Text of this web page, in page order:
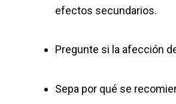
efectos secundarios.
Pregunte si la afección
Sepa por qué se